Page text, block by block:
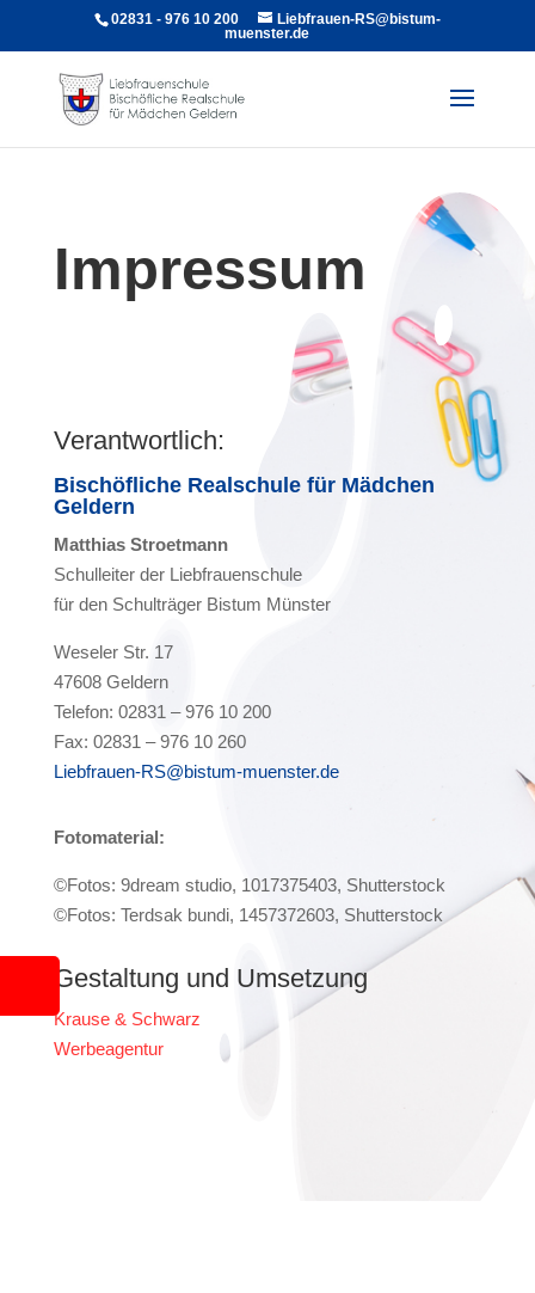
02831 - 976 10 200
Liebfrauen-RS@bistum-
muenster.de
Impressum
Verantwortlich:
Bischöfliche Realschule für Mädchen
Geldern
Matthias Stroetmann
Schulleiter der Liebfrauenschule
für den Schulträger Bistum Münster
Weseler Str. 17
47608 Geldern
Telefon: 02831 – 976 10 200
Fax: 02831 – 976 10 260
Liebfrauen-RS@bistum-muenster.de
Fotomaterial:
©Fotos: 9dream studio, 1017375403, Shutterstock
©Fotos: Terdsak bundi, 1457372603, Shutterstock
Gestaltung und Umsetzung
Krause & Schwarz
Werbeagentur